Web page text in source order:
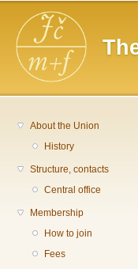
Main menu
About the Union
History
Structure, contacts
Central office
Membership
How to join
Fees